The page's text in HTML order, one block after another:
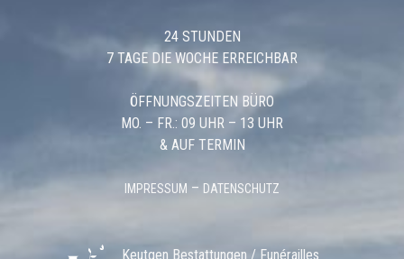
Keutgen Bestattungen / Funérailles
24 STUNDEN
7 TAGE DIE WOCHE ERREICHBAR
ÖFFNUNGSZEITEN BÜRO
MO. – FR.: 09 UHR – 13 UHR
& AUF TERMIN
IMPRESSUM – DATENSCHUTZ